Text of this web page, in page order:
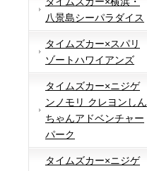
八景島シーパラダイス
タイムズカー×スパリ
ゾートハワイアンズ
タイムズカー×ニジゲ
ンノモリ クレヨンしん
ちゃんアドベンチャー
パーク
タイムズカー×ニジゲ